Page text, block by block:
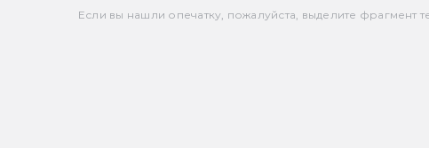
Если вы нашли опечатку, пожалуйста, выделите фрагмент